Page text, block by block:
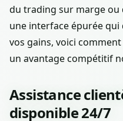
du trading sur marge ou
une interface épurée
vos gains, voici
un avantage compétitif
Assistance
disponible 24/7